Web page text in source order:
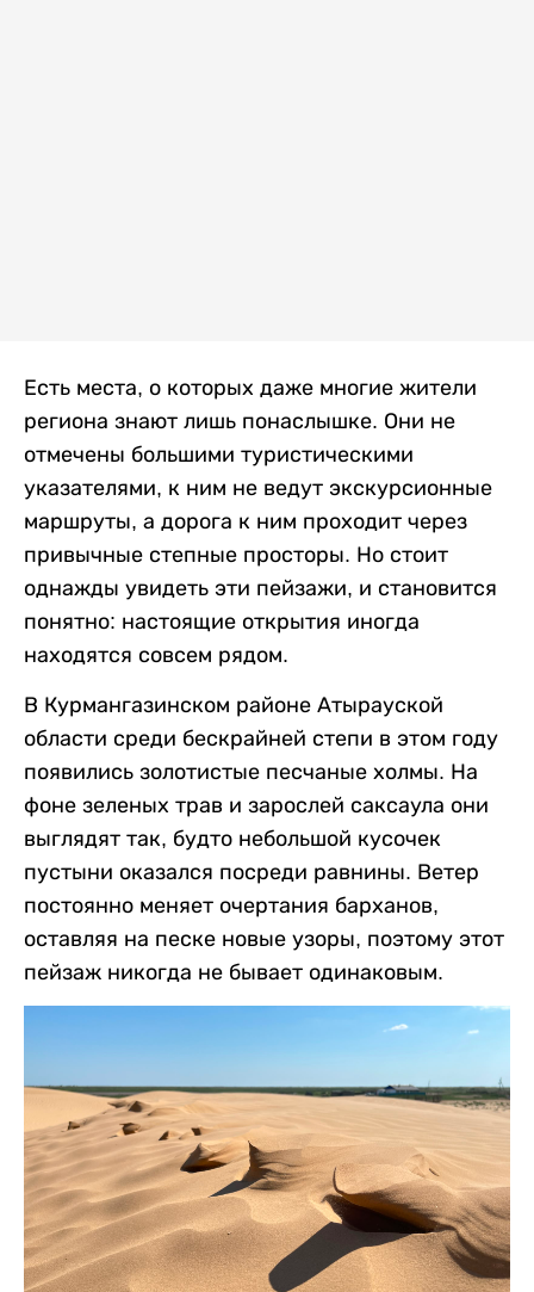
Есть места, о которых даже многие жители
региона знают лишь понаслышке. Они не
отмечены большими туристическими
указателями, к ним не ведут экскурсионные
маршруты, а дорога к ним проходит через
привычные степные просторы. Но стоит
однажды увидеть эти пейзажи, и становится
понятно: настоящие открытия иногда
находятся совсем рядом.
В Курмангазинском районе Атырауской
области среди бескрайней степи в этом году
появились золотистые песчаные холмы. На
фоне зеленых трав и зарослей саксаула они
выглядят так, будто небольшой кусочек
пустыни оказался посреди равнины. Ветер
постоянно меняет очертания барханов,
оставляя на песке новые узоры, поэтому этот
пейзаж никогда не бывает одинаковым.